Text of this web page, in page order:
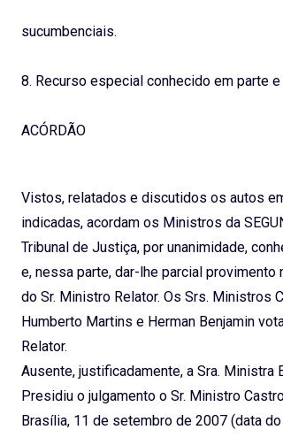
sucumbenciais.
8. Recurso especial conhecido em parte
ACÓRDÃO
Vistos, relatados e discutidos os autos
indicadas, acordam os Ministros da
Tribunal de Justiça, por unanimidade,
e, nessa parte, dar-lhe parcial
do Sr. Ministro Relator. Os Srs. Ministros
Humberto Martins e Herman Benjamin
Relator.
Ausente, justificadamente, a Sra. Ministra
Presidiu o julgamento o Sr. Ministro
Brasília, 11 de setembro de 2007 (data